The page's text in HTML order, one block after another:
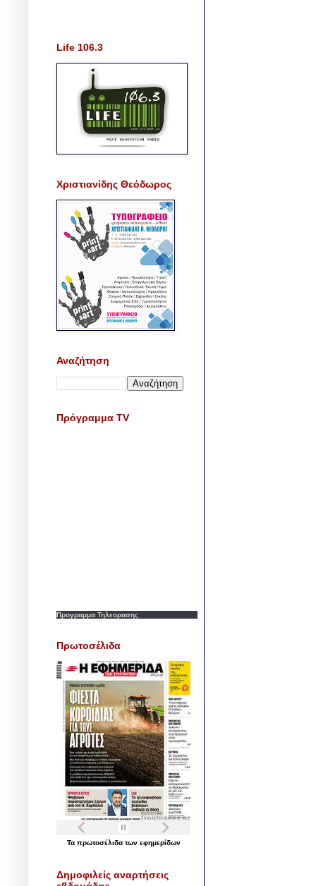
Life 106.3
Χριστιανίδης Θεόδωρος
Αναζήτηση
Πρόγραμμα TV
Προγραμμα Τηλεορασης
Πρωτοσέλιδα
Τα πρωτοσέλιδα των εφημερίδων
Δημοφιλείς αναρτήσεις